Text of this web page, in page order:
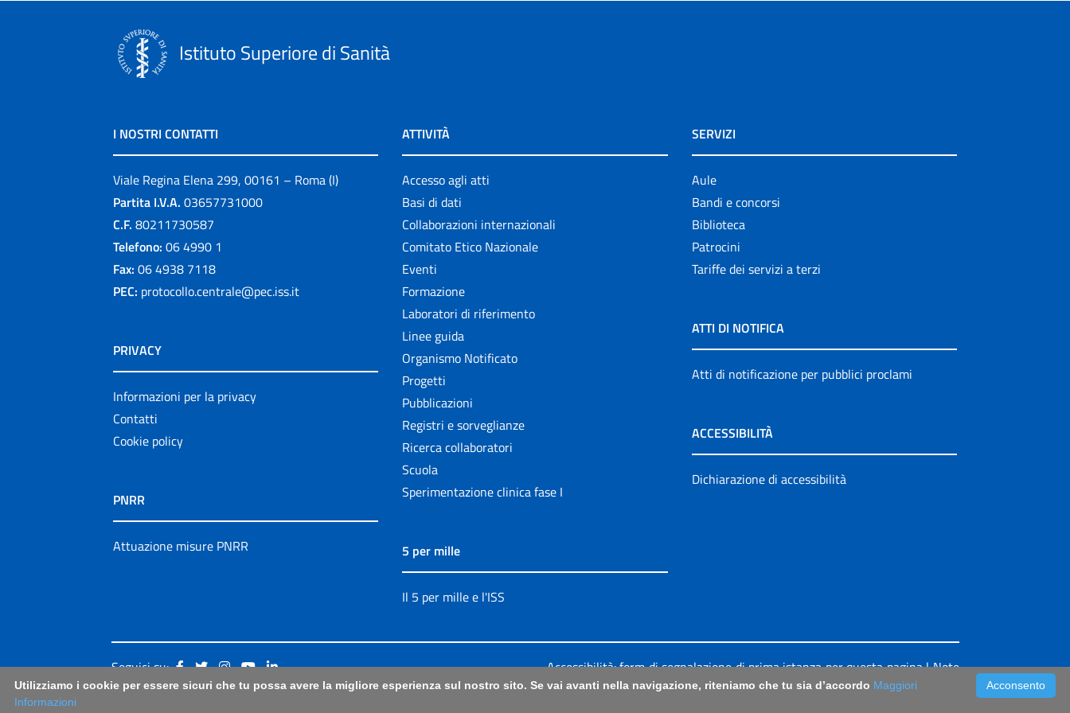
Istituto Superiore di Sanità
I NOSTRI CONTATTI
Viale Regina Elena 299, 00161 – Roma (I)
Partita I.V.A. 03657731000
C.F. 80211730587
Telefono: 06 4990 1
Fax: 06 4938 7118
PEC: protocollo.centrale@pec.iss.it
PRIVACY
Informazioni per la privacy
Contatti
Cookie policy
PNRR
Attuazione misure PNRR
ATTIVITÀ
Accesso agli atti
Basi di dati
Collaborazioni internazionali
Comitato Etico Nazionale
Eventi
Formazione
Laboratori di riferimento
Linee guida
Organismo Notificato
Progetti
Pubblicazioni
Registri e sorveglianze
Ricerca collaboratori
Scuola
Sperimentazione clinica fase I
5 per mille
Il 5 per mille e l'ISS
SERVIZI
Aule
Bandi e concorsi
Biblioteca
Patrocini
Tariffe dei servizi a terzi
ATTI DI NOTIFICA
Atti di notificazione per pubblici proclami
ACCESSIBILITÀ
Dichiarazione di accessibilità
Seguici su: Accessibilità: form di segnalazione di prima istanza per questa pagina|Note
Legali|Sitemap Acconsento
Utilizziamo i cookie per essere sicuri che tu possa avere la migliore esperienza sul nostro sito. Se vai avanti nella navigazione, riteniamo che tu sia d’accordo Maggiori
Informazioni